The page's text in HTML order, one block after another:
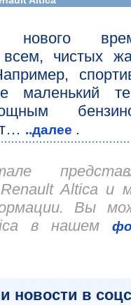
чистых
маленький
..далее .
Altica и
Вы
в нашем
новости в